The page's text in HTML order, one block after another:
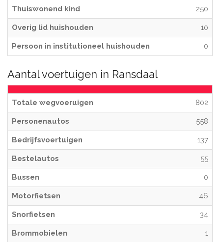
Thuiswonend kind 250
Overig lid huishouden 10
Persoon in institutioneel huishouden 0
Aantal voertuigen in Ransdaal
Totale wegvoeruigen 802
Personenautos 558
Bedrijfsvoertuigen 137
Bestelautos 55
Bussen 0
Motorfietsen 46
Snorfietsen 34
Brommobielen 1